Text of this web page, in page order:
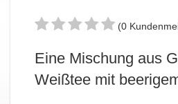
(0
Eine Mischung aus
Weißtee mit